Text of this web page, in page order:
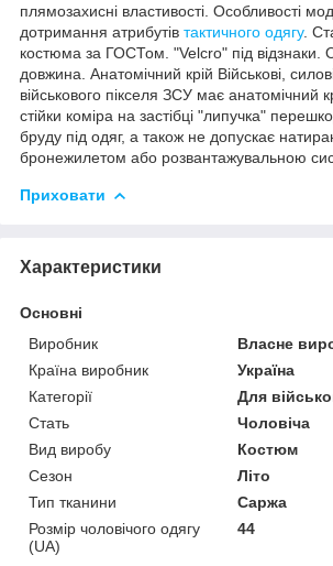
плямозахисні властивості. Особливості
дотримання атрибутів тактичного одягу.
костюма за ГОСТом. "Velcro" під відзнаки.
довжина. Анатомічний крій Військові,
військового пікселя ЗСУ має анатомічний
стійки коміра на застібці "липучка"
бруду під одяг, а також не допускає
бронежилетом або розвантажувальною
Приховати
Характеристики
Основні
Виробник
Власне
Країна виробник
Україна
Категорії
Для
Стать
Чоловіча
Вид виробу
Костюм
Сезон
Літо
Тип тканини
Саржа
Розмір чоловічого одягу
(UA)
44